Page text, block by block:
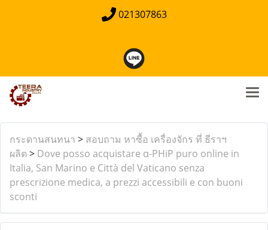
021307863
กระดานสนทนา > สอบถาม หาซื้อ เครื่องจักร ที่ ธีราฯ
ผลิต > Dove posso acquistare α-PHiP puro online in
Italia, San Marino e Città del Vaticano senza
prescrizione medica, a prezzi accessibili e con buoni
sconti